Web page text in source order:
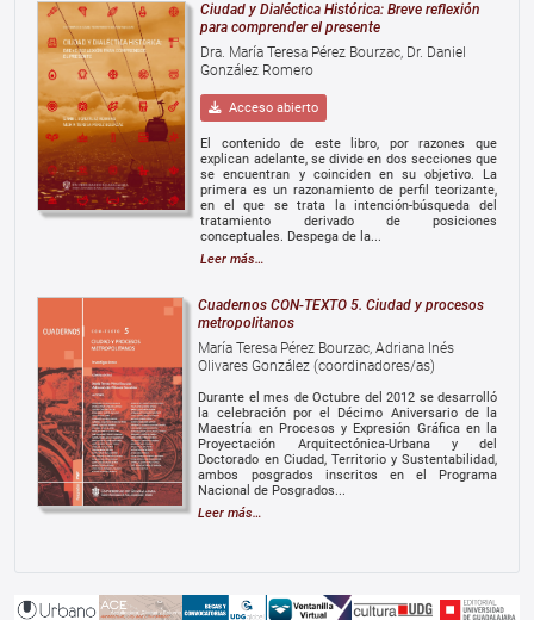
Ciudad y Dialéctica Histórica: Breve reflexión
para comprender el presente
Dra. María Teresa Pérez Bourzac, Dr. Daniel
González Romero
Acceso abierto
El contenido de este libro, por razones que
explican adelante, se divide en dos secciones que
se encuentran y coinciden en su objetivo. La
primera es un razonamiento de perfil teorizante,
en el que se trata la intención-búsqueda del
tratamiento derivado de posiciones
conceptuales. Despega de la...
Leer más…
Cuadernos CON-TEXTO 5. Ciudad y procesos
metropolitanos
María Teresa Pérez Bourzac, Adriana Inés
Olivares González (coordinadores/as)
Durante el mes de Octubre del 2012 se desarrolló
la celebración por el Décimo Aniversario de la
Maestría en Procesos y Expresión Gráfica en la
Proyectación Arquitectónica-Urbana y del
Doctorado en Ciudad, Territorio y Sustentabilidad,
ambos posgrados inscritos en el Programa
Nacional de Posgrados...
Leer más…